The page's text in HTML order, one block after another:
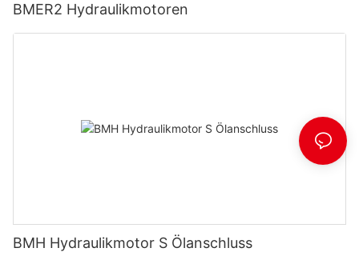
BMER2 Hydraulikmotoren
BMH Hydraulikmotor S Ölanschluss